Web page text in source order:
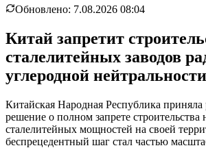
Обновлено: 7.08.2026 08:04
Китай запретит
сталелитейных заводов
углеродной нейтральности
Китайская Народная Республика
решение о полном запрете строительства
сталелитейных мощностей на своей
беспрецедентный шаг стал частью